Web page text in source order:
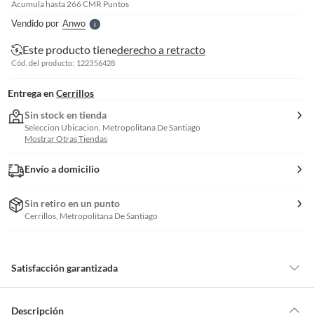
Acumula hasta266CMR Puntos
Vendido por AnwoS
l
Este producto tienederecho a retracto
Cód. del producto: 122356428
Entrega en Cerrillos
Sin stock en tienda
Seleccion Ubicacion, Metropolitana De Santiago
Mostrar Otras Tiendas
Envío a domicilio
Sin retiro en un punto
Cerrillos, Metropolitana De Santiago
Satisfacción garantizada
de la compra.
Descripción